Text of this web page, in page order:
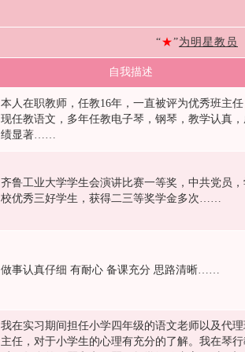
“★”为明星教员
自我描述
本人在职教师，任教16年，一直被评为优秀班主任
现任教语文，多年任教电子琴，钢琴，教学认真
绩显著……
齐鲁工业大学学生会演讲比赛一等奖，中共党员
校优秀三好学生，获得二三等奖学金多次……
做事认真仔细 有耐心 备课充分 思路清晰……
我在实习期间担任小学四年级的语文老师以及代
主任，对于小学生的心理有充分的了解。我在琴行